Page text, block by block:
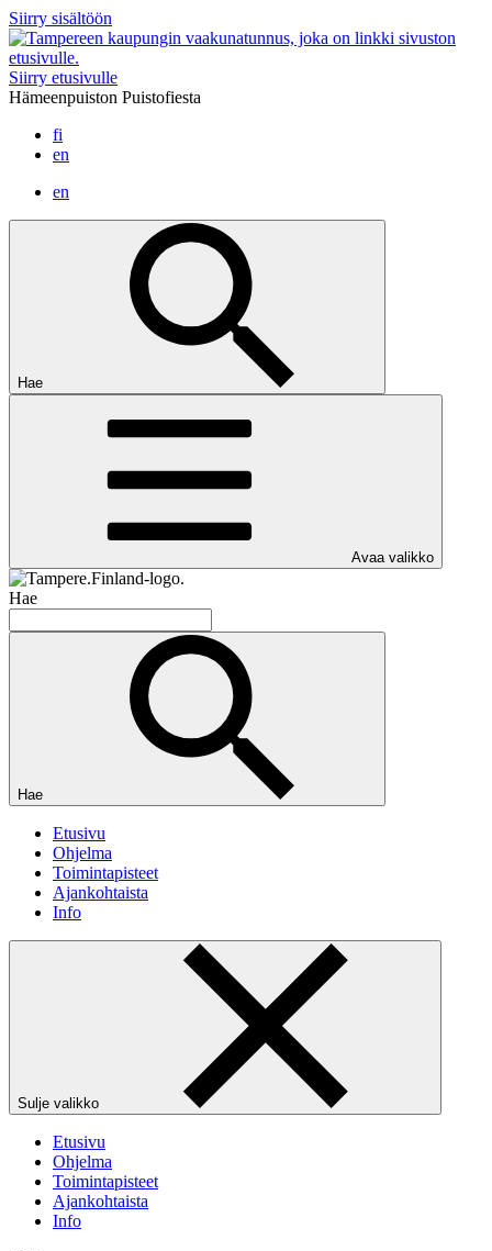
Siirry sisältöön
Siirry etusivulle
Hämeenpuiston Puistofiesta
fi
en
en
Hae
Avaa valikko
Hae
Hae
Etusivu
Ohjelma
Toimintapisteet
Ajankohtaista
Info
Sulje valikko
Etusivu
Ohjelma
Toimintapisteet
Ajankohtaista
Info